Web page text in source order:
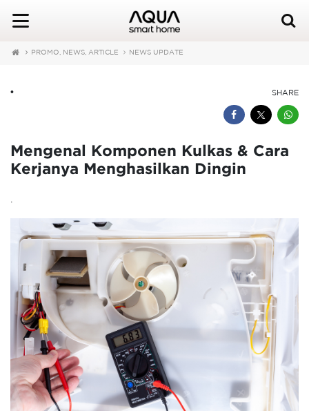
PROMO, NEWS, ARTICLE NEWS UPDATE
SHARE
•
Mengenal Komponen Kulkas & Cara
Kerjanya Menghasilkan Dingin